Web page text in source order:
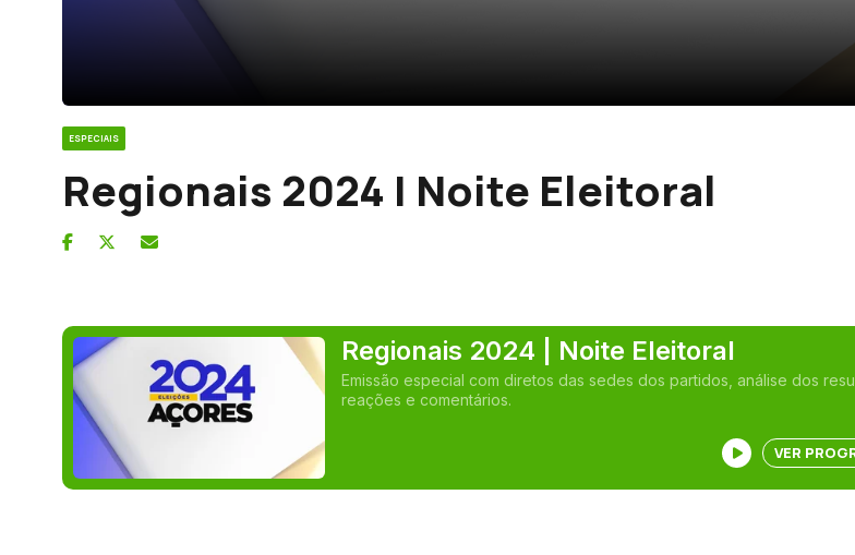
ESPECIAIS
Regionais 2024 | Noite Eleitoral
Regionais 2024 | Noite Eleitoral
Emissão especial com diretos das sedes dos partidos, análise dos
reações e comentários.
VER